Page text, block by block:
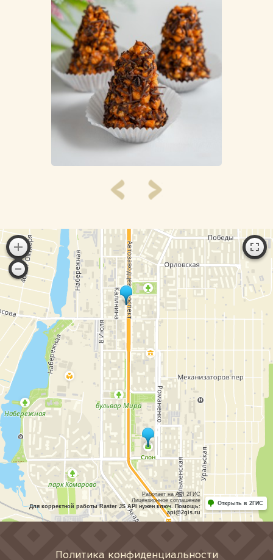
Работает на API 2ГИС
Лицензионное соглашение
Для корректной работы Raster JS API нужен ключ. Помощь:
api@2gis.ru
Открыть в 2ГИС
Политика конфиденциальности